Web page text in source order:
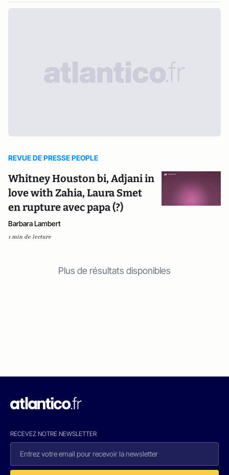
REVUE DE PRESSE PEOPLE
Whitney Houston bi, Adjani in
love with Zahia, Laura Smet
en rupture avec papa (?)
Barbara Lambert
1 min de lecture
Plus de résultats disponibles
RECEVEZ NOTRE NEWSLETTER